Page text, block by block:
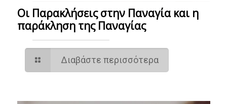
Οι Παρακλήσεις στην Παναγία και η
παράκληση της Παναγίας
Διαβάστε περισσότερα